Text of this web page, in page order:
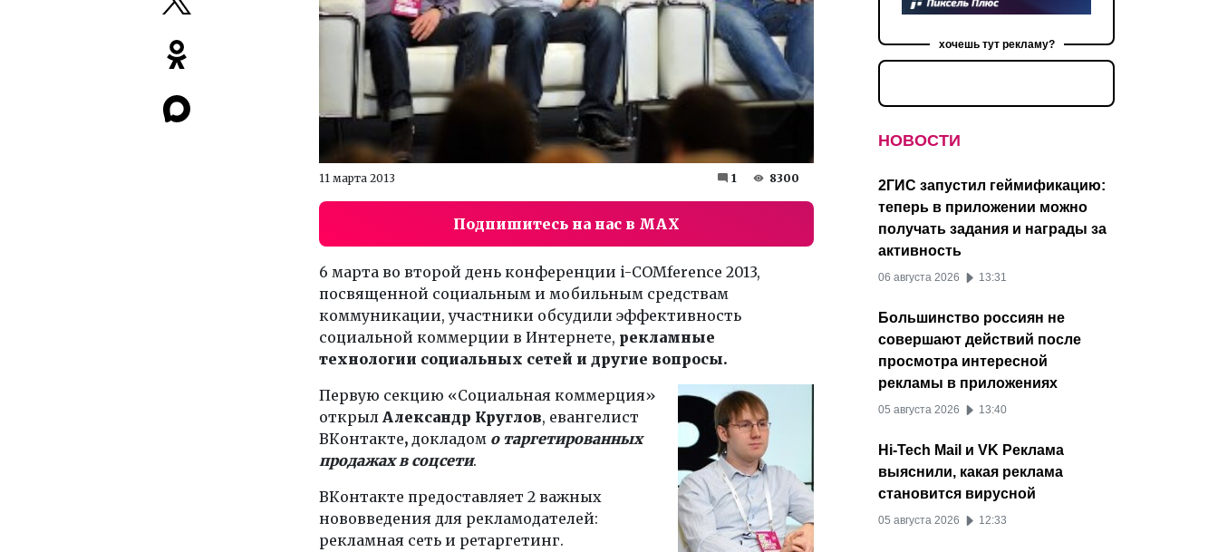
11 марта 2013 1 8300
Подпишитесь на нас в MAX
6 марта во второй день конференции i-СOMference 2013,
посвященной социальным и мобильным средствам
коммуникации, участники обсудили эффективность
социальной коммерции в Интернете, рекламные
технологии социальных сетей и другие вопросы.
Первую секцию «Социальная коммерция»
открыл Александр Круглов, евангелист
ВКонтакте,докладом о таргетированных
продажах в соцсети.
ВКонтакте предоставляет 2 важных
нововведения для рекламодателей:
рекламная сеть и ретаргетинг.
хочешь тут рекламу?
НОВОСТИ
2ГИС запустил геймификацию:
теперь в приложении можно
получать задания и награды за
активность
06 августа 2026 13:31
Большинство россиян не
совершают действий после
просмотра интересной
рекламы в приложениях
05 августа 2026 13:40
Hi-Tech Mail и VK Реклама
выяснили, какая реклама
становится вирусной
05 августа 2026 12:33